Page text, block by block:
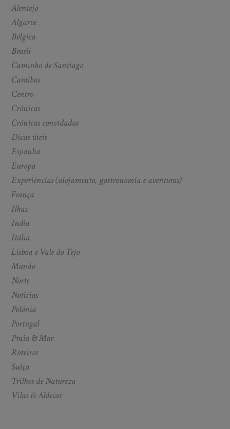
Alentejo
Algarve
Bélgica
Brasil
Caminho de Santiago
Caraíbas
Centro
Crónicas
Crónicas convidadas
Dicas úteis
Espanha
Europa
Experiências (alojamento, gastronomia e aventuras)
França
Ilhas
India
Itália
Lisboa e Vale do Tejo
Mundo
Norte
Notícias
Polónia
Portugal
Praia & Mar
Roteiros
Suíça
Trilhos de Natureza
Vilas & Aldeias